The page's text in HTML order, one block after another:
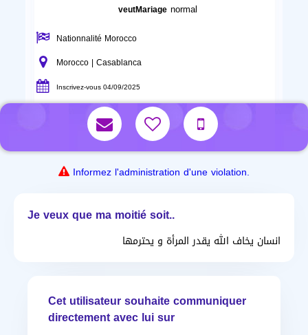
veutMariage normal
Nationnalité Morocco
Morocco | Casablanca
Inscrivez-vous 04/09/2025
Informez l'administration d'une violation.
Je veux que ma moitié soit..
انسان يخاف الله يقدر المرأة و يحترمها
Cet utilisateur souhaite communiquer
directement avec lui sur